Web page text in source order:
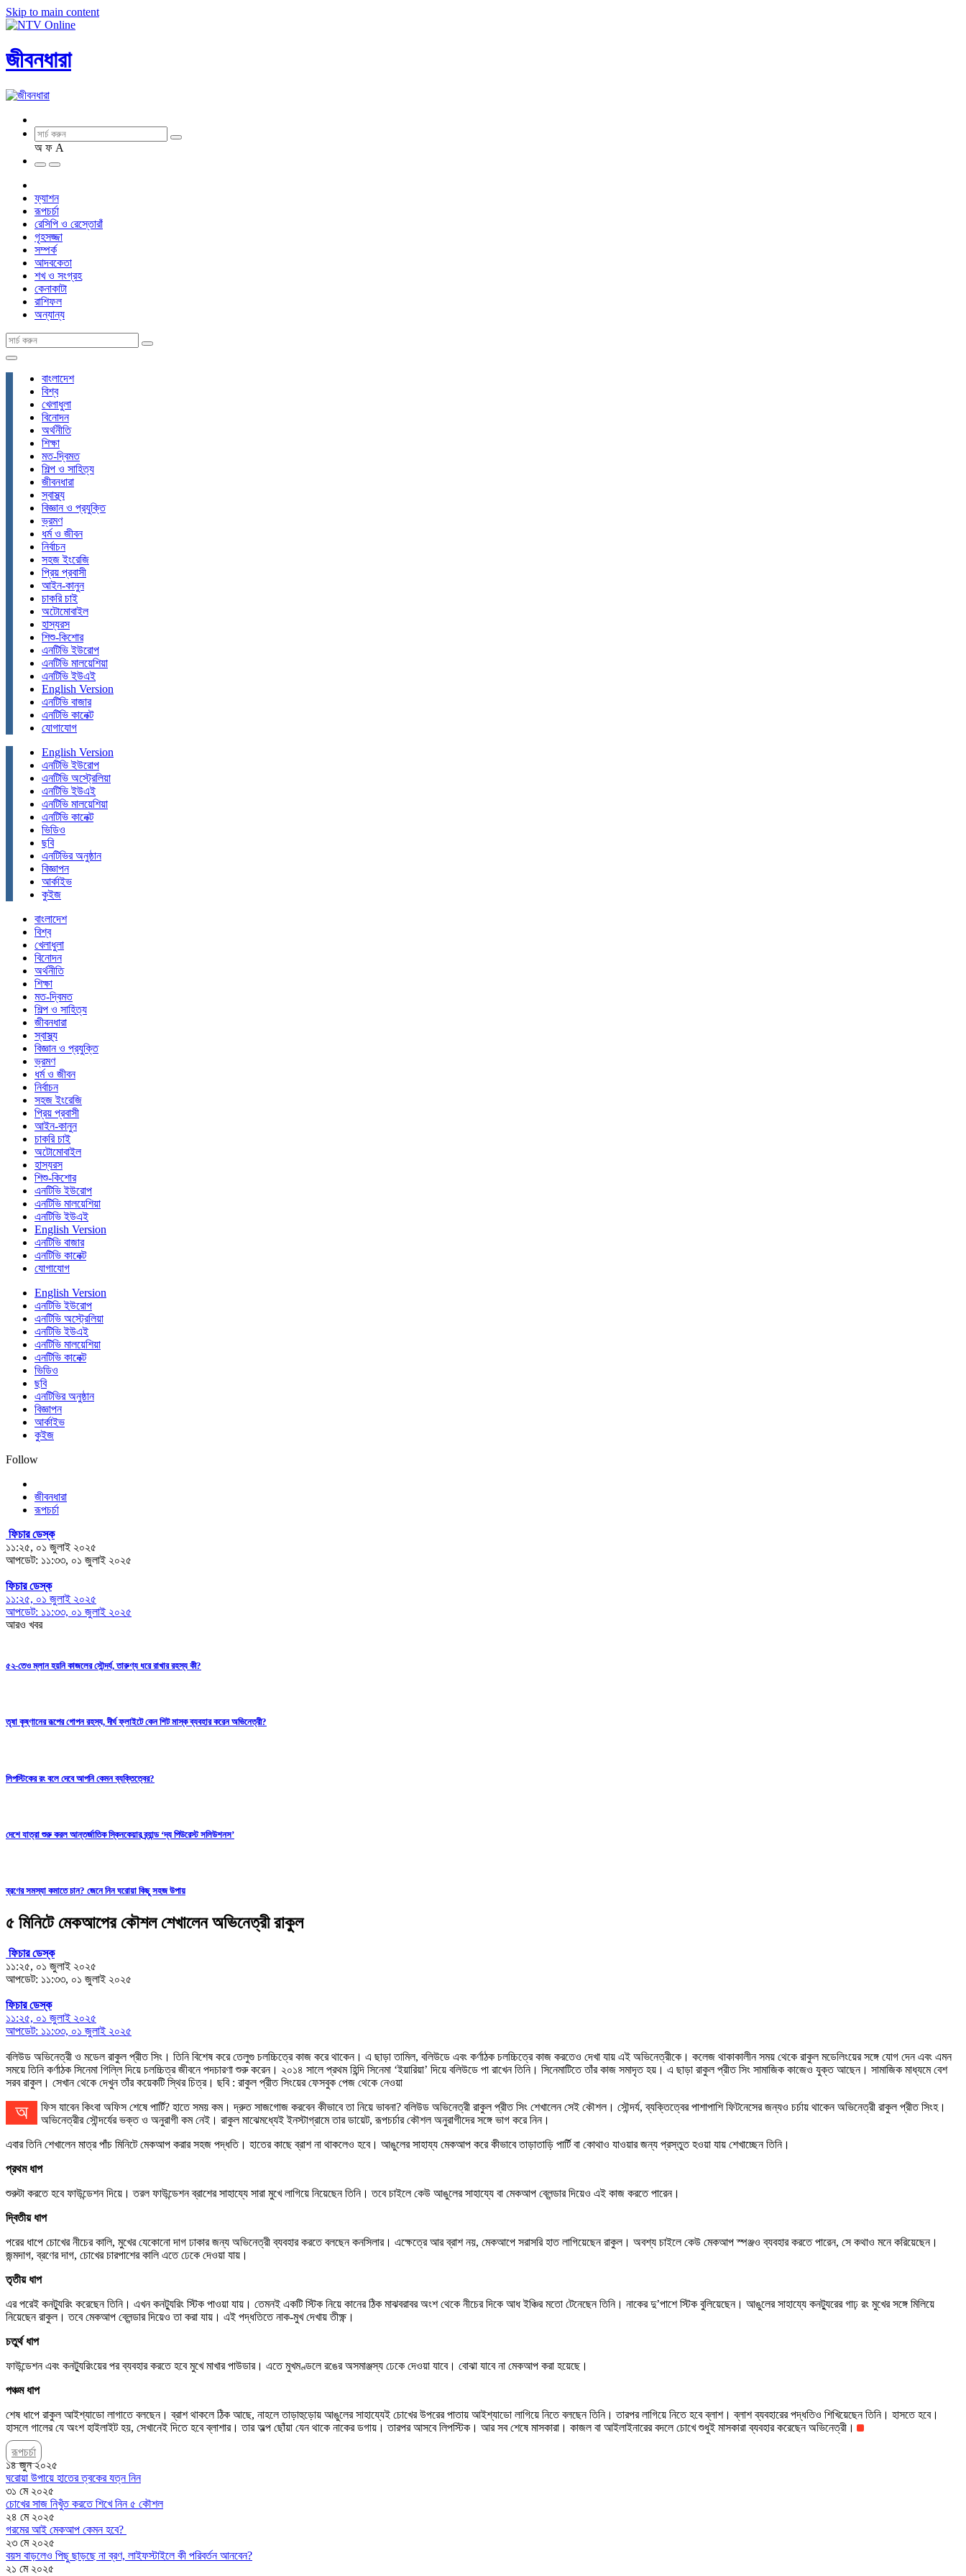
Skip to main content
জীবনধারা
অ ফ A
ফ্যাশন
রূপচর্চা
রেসিপি ও রেস্তোরাঁ
গৃহসজ্জা
সম্পর্ক
আদবকেতা
শখ ও সংগ্রহ
কেনাকাটা
রাশিফল
অন্যান্য
বাংলাদেশ
বিশ্ব
খেলাধুলা
বিনোদন
অর্থনীতি
শিক্ষা
মত-দ্বিমত
শিল্প ও সাহিত্য
জীবনধারা
স্বাস্থ্য
বিজ্ঞান ও প্রযুক্তি
ভ্রমণ
ধর্ম ও জীবন
নির্বাচন
সহজ ইংরেজি
প্রিয় প্রবাসী
আইন-কানুন
চাকরি চাই
অটোমোবাইল
হাস্যরস
শিশু-কিশোর
এনটিভি ইউরোপ
এনটিভি মালয়েশিয়া
এনটিভি ইউএই
English Version
এনটিভি বাজার
এনটিভি কানেক্ট
যোগাযোগ
English Version
এনটিভি ইউরোপ
এনটিভি অস্ট্রেলিয়া
এনটিভি ইউএই
এনটিভি মালয়েশিয়া
এনটিভি কানেক্ট
ভিডিও
ছবি
এনটিভির অনুষ্ঠান
বিজ্ঞাপন
আর্কাইভ
কুইজ
বাংলাদেশ
বিশ্ব
খেলাধুলা
বিনোদন
অর্থনীতি
শিক্ষা
মত-দ্বিমত
শিল্প ও সাহিত্য
জীবনধারা
স্বাস্থ্য
বিজ্ঞান ও প্রযুক্তি
ভ্রমণ
ধর্ম ও জীবন
নির্বাচন
সহজ ইংরেজি
প্রিয় প্রবাসী
আইন-কানুন
চাকরি চাই
অটোমোবাইল
হাস্যরস
শিশু-কিশোর
এনটিভি ইউরোপ
এনটিভি মালয়েশিয়া
এনটিভি ইউএই
English Version
এনটিভি বাজার
এনটিভি কানেক্ট
যোগাযোগ
English Version
এনটিভি ইউরোপ
এনটিভি অস্ট্রেলিয়া
এনটিভি ইউএই
এনটিভি মালয়েশিয়া
এনটিভি কানেক্ট
ভিডিও
ছবি
এনটিভির অনুষ্ঠান
বিজ্ঞাপন
আর্কাইভ
কুইজ
Follow
জীবনধারা
রূপচর্চা
ফিচার ডেস্ক
১১:২৫, ০১ জুলাই ২০২৫
আপডেট: ১১:৩৩, ০১ জুলাই ২০২৫
ফিচার ডেস্ক
১১:২৫, ০১ জুলাই ২০২৫
আপডেট: ১১:৩৩, ০১ জুলাই ২০২৫
আরও খবর
৫২-তেও ম্লান হয়নি কাজলের সৌন্দর্য, তারুণ্য ধরে রাখার রহস্য কী?
তৃষা কৃষ্ণানের রূপের গোপন রহস্য, দীর্ঘ ফ্লাইটে কেন শিট মাস্ক ব্যবহার করেন অভিনেত্রী?
লিপস্টিকের রং বলে দেবে আপনি কেমন ব্যক্তিত্বের?
দেশে যাত্রা শুরু করল আন্তর্জাতিক স্কিনকেয়ার ব্র্যান্ড ‘দ্য পিউরেস্ট সলিউশনস’
ব্রণের সমস্যা কমাতে চান? জেনে নিন ঘরোয়া কিছু সহজ উপায়
৫ মিনিটে মেকআপের কৌশল শেখালেন অভিনেত্রী রাকুল
ফিচার ডেস্ক
১১:২৫, ০১ জুলাই ২০২৫
আপডেট: ১১:৩৩, ০১ জুলাই ২০২৫
ফিচার ডেস্ক
১১:২৫, ০১ জুলাই ২০২৫
আপডেট: ১১:৩৩, ০১ জুলাই ২০২৫
বলিউড অভিনেত্রী ও মডেল রাকুল প্রীত সিং। তিনি বিশেষ করে তেলুগু চলচ্চিত্রে কাজ করে থাকেন। এ ছাড়া তামিল, বলিউডে এবং কর্ণাঠক চলচ্চিত্রে কাজ করতেও দেখা যায় এই অভিনেত্রীকে। কলেজ থাকাকালীন সময় থেকে রাকুল মডেলিংয়ের সঙ্গে যোগ দেন এবং এমন
সময়ে তিনি কর্ণাঠক সিনেমা গিল্লি দিয়ে চলচ্চিত্র জীবনে পদচারণা শুরু করেন। ২০১৪ সালে প্রথম হিন্দি সিনেমা ‘ইয়ারিয়া’ দিয়ে বলিউডে পা রাখেন তিনি। সিনেমাটিতে তাঁর কাজ সমাদৃত হয়। এ ছাড়া রাকুল প্রীত সিং সামাজিক কাজেও যুক্ত আছেন। সামাজিক মাধ্যমে বেশ
সরব রাকুল। সেখান থেকে দেখুন তাঁর কয়েকটি স্থির চিত্র। ছবি : রাকুল প্রীত সিংয়ের ফেসবুক পেজ থেকে নেওয়া
অফিস যাবেন কিংবা অফিস শেষে পার্টি? হাতে সময় কম। দ্রুত সাজগোজ করবেন কীভাবে তা নিয়ে ভাবনা? বলিউড অভিনেত্রী রাকুল প্রীত সিং শেখালেন সেই কৌশল। সৌন্দর্য, ব্যক্তিত্বের পাশাপাশি ফিটনেসের জন্যও চর্চায় থাকেন অভিনেত্রী রাকুল প্রীত সিংহ।
অভিনেত্রীর সৌন্দর্যের ভক্ত ও অনুরাগী কম নেই। রাকুল মাঝেমধ্যেই ইনস্টাগ্রামে তার ডায়েট, রূপচর্চার কৌশল অনুরাগীদের সঙ্গে ভাগ করে নিন।
এবার তিনি শেখালেন মাত্র পাঁচ মিনিটে মেকআপ করার সহজ পদ্ধতি। হাতের কাছে ব্রাশ না থাকলেও হবে। আঙুলের সাহায্য মেকআপ করে কীভাবে তাড়াতাড়ি পার্টি বা কোথাও যাওয়ার জন্য প্রস্তুত হওয়া যায় শেখাচ্ছেন তিনি।
প্রথম ধাপ
শুরুটা করতে হবে ফাউন্ডেশন দিয়ে। তরল ফাউন্ডেশন ব্রাশের সাহায্যে সারা মুখে লাগিয়ে নিয়েছেন তিনি। তবে চাইলে কেউ আঙুলের সাহায্যে বা মেকআপ ব্লেন্ডার দিয়েও এই কাজ করতে পারেন।
দ্বিতীয় ধাপ
পরের ধাপে চোখের নীচের কালি, মুখের যেকোনো দাগ ঢাকার জন্য অভিনেত্রী ব্যবহার করতে বলছেন কনসিলার। এক্ষেত্রে আর ব্রাশ নয়, মেকআপে সরাসরি হাত লাগিয়েছেন রাকুল। অবশ্য চাইলে কেউ মেকআপ স্পঞ্জও ব্যবহার করতে পারেন, সে কথাও মনে করিয়েছেন।
জন্মদাগ, ব্রণের দাগ, চোখের চারপাশের কালি এতে ঢেকে দেওয়া যায়।
তৃতীয় ধাপ
এর পরেই কনট্যুরিং করেছেন তিনি। এখন কনট্যুরিং স্টিক পাওয়া যায়। তেমনই একটি স্টিক নিয়ে কানের ঠিক মাঝবরাবর অংশ থেকে নীচের দিকে আধ ইঞ্চির মতো টেনেছেন তিনি। নাকের দু’পাশে স্টিক বুলিয়েছেন। আঙুলের সাহায্যে কনট্যুরের গাঢ় রং মুখের সঙ্গে মিলিয়ে
নিয়েছেন রাকুল। তবে মেকআপ ব্লেন্ডার দিয়েও তা করা যায়। এই পদ্ধতিতে নাক-মুখ দেখায় তীক্ষ্ণ।
চতুর্থ ধাপ
ফাউন্ডেশন এবং কনট্যুরিংয়ের পর ব্যবহার করতে হবে মুখে মাখার পাউডার। এতে মুখমণ্ডলে রঙের অসমাঞ্জস্য ঢেকে দেওয়া যাবে। বোঝা যাবে না মেকআপ করা হয়েছে।
পঞ্চম ধাপ
শেষ ধাপে রাকুল আইশ্যাডো লাগাতে বলছেন। ব্রাশ থাকলে ঠিক আছে, নাহলে তাড়াহুড়োয় আঙুলের সাহায্যেই চোখের উপরের পাতায় আইশ্যাডো লাগিয়ে নিতে বলছেন তিনি। তারপর লাগিয়ে নিতে হবে ব্লাশ। ব্লাশ ব্যবহারের পদ্ধতিও শিখিয়েছেন তিনি। হাসতে হবে।
হাসলে গালের যে অংশ হাইলাইট হয়, সেখানেই দিতে হবে ব্লাশার। তার অল্প ছোঁয়া যেন থাকে নাকের ডগায়। তারপর আসবে লিপস্টিক। আর সব শেষে মাসকারা। কাজল বা আইলাইনারের বদলে চোখে শুধুই মাসকারা ব্যবহার করেছেন অভিনেত্রী।
রূপচর্চা
১৪ জুন ২০২৫
ঘরোয়া উপায়ে হাতের ত্বকের যত্ন নিন
৩১ মে ২০২৫
চোখের সাজ নিখুঁত করতে শিখে নিন ৫ কৌশল
২৪ মে ২০২৫
গরমের আই মেকআপ কেমন হবে?
২৩ মে ২০২৫
বয়স বাড়লেও পিছু ছাড়ছে না ব্রণ, লাইফস্টাইলে কী পরিবর্তন আনবেন?
২১ মে ২০২৫